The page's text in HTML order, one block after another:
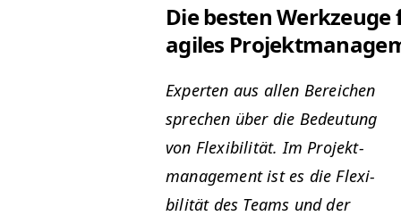
Die besten Werkzeuge
agiles
Experten aus allen Bere­ichen
sprechen über die Bedeu­tung
von Flex­i­bil­ität. Im Pro­jek­t­
man­age­ment ist es die Flex­i­
bil­ität des Teams und der